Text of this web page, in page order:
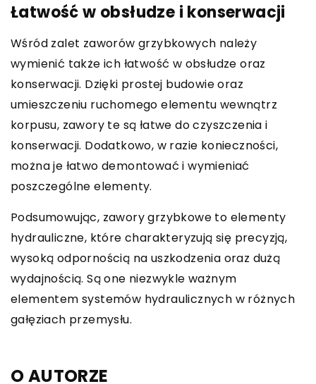
Łatwość w obsłudze i konserwacji
Wśród zalet zaworów grzybkowych należy
wymienić także ich łatwość w obsłudze oraz
konserwacji. Dzięki prostej budowie oraz
umieszczeniu ruchomego elementu wewnątrz
korpusu, zawory te są łatwe do czyszczenia i
konserwacji. Dodatkowo, w razie konieczności,
można je łatwo demontować i wymieniać
poszczególne elementy.
Podsumowując, zawory grzybkowe to elementy
hydrauliczne, które charakteryzują się precyzją,
wysoką odpornością na uszkodzenia oraz dużą
wydajnością. Są one niezwykle ważnym
elementem systemów hydraulicznych w różnych
gałęziach przemysłu.
O AUTORZE